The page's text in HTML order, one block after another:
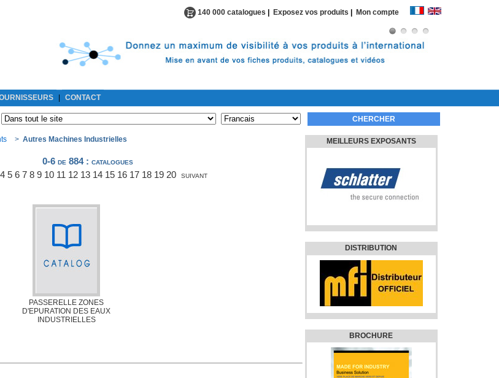
140 000 catalogues Exposez vos produits Mon compte
CONTACT
> Autres Machines Industrielles
0-6 de 884: catalogues
4 5 6 7 8 9 10 11 12 13 14 15 16 17 18 19 20 suivant
PASSERELLE ZONES
D'EPURATION DES EAUX
INDUSTRIELLES
MEILLEURS EXPOSANTS
DISTRIBUTION
BROCHURE